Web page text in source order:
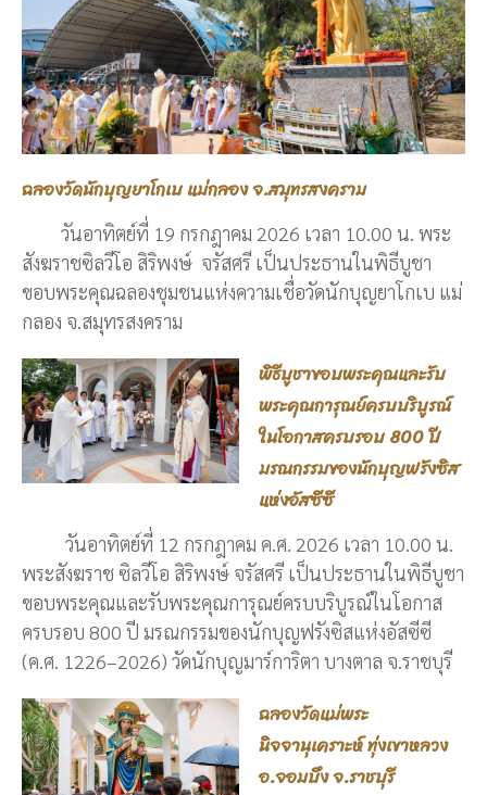
ฉลองวัดนักบุญยาโกเบ แม่กลอง จ.สมุทรสงคราม
วันอาทิตย์ที่ 19 กรกฎาคม 2026 เวลา 10.00 น. พระ
สังฆราชซิลวีโอ สิริพงษ์ จรัสศรี เป็นประธานในพิธีบูชา
ขอบพระคุณฉลองชุมชนแห่งความเชื่อวัดนักบุญยาโกเบ แม่
กลอง จ.สมุทรสงคราม
พิธีบูชาขอบพระคุณและรับ
พระคุณการุณย์ครบบริบูรณ์
ในโอกาสครบรอบ 800 ปี
มรณกรรมของนักบุญฟรังซิส
แห่งอัสซีซี
วันอาทิตย์ที่ 12 กรกฎาคม ค.ศ. 2026 เวลา 10.00 น.
พระสังฆราช ซิลวีโอ สิริพงษ์ จรัสศรี เป็นประธานในพิธีบูชา
ขอบพระคุณและรับพระคุณการุณย์ครบบริบูรณ์ในโอกาส
ครบรอบ 800 ปี มรณกรรมของนักบุญฟรังซิสแห่งอัสซีซี
(ค.ศ. 1226–2026) วัดนักบุญมาร์การิตา บางตาล จ.ราชบุรี
ฉลองวัดแม่พระ
นิจจานุเคราะห์ ทุ่งเขาหลวง
อ.จอมบึง จ.ราชบุรี